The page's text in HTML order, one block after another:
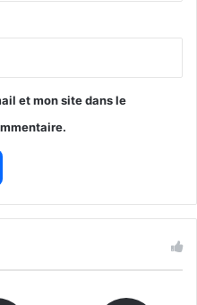
et mon site dans le